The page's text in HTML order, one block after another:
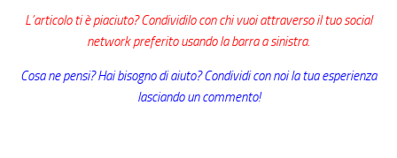
L’articolo ti è piaciuto? Condividilo con chi vuoi attraverso il tuo social
network preferito usando la barra a sinistra.
Cosa ne pensi? Hai bisogno di aiuto? Condividi con noi la tua esperienza
lasciando un commento!